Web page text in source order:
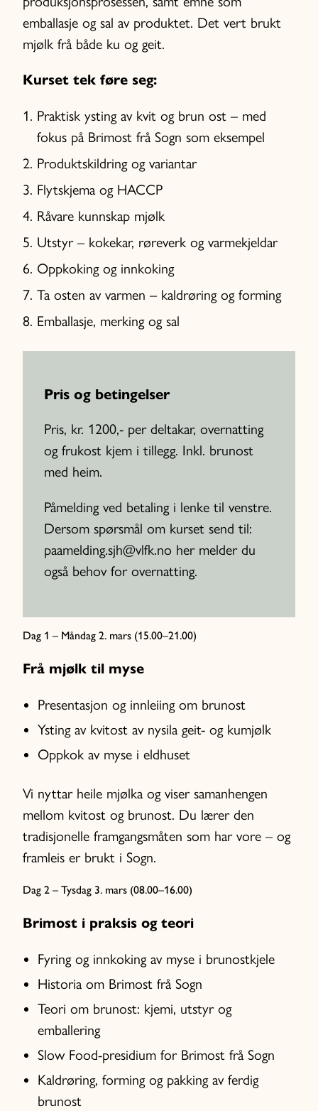
emballasje og sal av produktet. Det vert brukt
mjølk frå både ku og geit.
Kurset tek føre seg:
Praktisk ysting av kvit og brun ost – med
fokus på Brimost frå Sogn som eksempel
Produktskildring og variantar
Flytskjema og HACCP
Råvare kunnskap mjølk
Utstyr – kokekar, røreverk og varmekjeldar
Oppkoking og innkoking
Ta osten av varmen – kaldrøring og forming
Emballasje, merking og sal
Pris og betingelser
Pris, kr. 1200,- per deltakar, overnatting
og frukost kjem i tillegg. Inkl. brunost
med heim.
Påmelding ved betaling i lenke til venstre.
Dersom spørsmål om kurset send til:
paamelding.sjh@vlfk.no her melder du
også behov for overnatting.
Dag 1 – Måndag 2. mars (15.00–21.00)
Frå mjølk til myse
Presentasjon og innleiing om brunost
Ysting av kvitost av nysila geit- og kumjølk
Oppkok av myse i eldhuset
Vi nyttar heile mjølka og viser samanhengen
mellom kvitost og brunost. Du lærer den
tradisjonelle framgangsmåten som har vore – og
framleis er brukt i Sogn.
Dag 2 – Tysdag 3. mars (08.00–16.00)
Brimost i praksis og teori
Fyring og innkoking av myse i brunostkjele
Historia om Brimost frå Sogn
Teori om brunost: kjemi, utstyr og
emballering
Slow Food-presidium for Brimost frå Sogn
Kaldrøring, forming og pakking av ferdig
brunost